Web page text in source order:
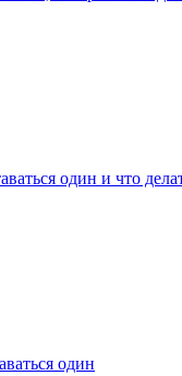
один и что
один